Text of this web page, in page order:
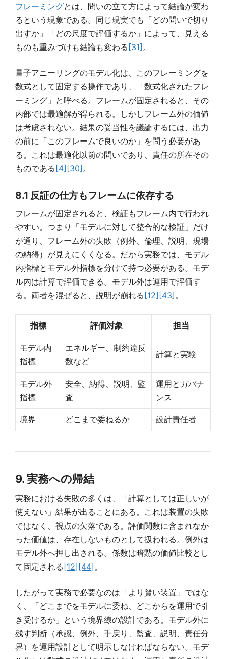
フレーミングとは、問いの立て方によって結論が変わ
るという現象である。同じ現実でも「どの問いで切り
出すか」「どの尺度で評価するか」によって、見える
ものも重みづけも結論も変わる [31] 。
量子アニーリングのモデル化は、このフレーミングを
数式として固定する操作であり、「数式化されたフレ
ーミング」と呼べる。フレームが固定されると、その
内部では最適解が得られる。しかしフレーム外の価値
は考慮されない。結果の妥当性を議論するには、出力
の前に「このフレームで良いのか」を問う必要があ
る。これは最適化以前の問いであり、責任の所在その
ものである [4] [30] 。
8.1 反証の仕方もフレームに依存する
フレームが固定されると、検証もフレーム内で行われ
やすい。つまり「モデルに対して整合的な検証」だけ
が通り、フレーム外の失敗（例外、倫理、説明、現場
の納得）が見えにくくなる。だから実務では、モデル
内指標とモデル外指標を分けて持つ必要がある。モデ
ル内は計算で評価できる。モデル外は運用で評価す
る。両者を混ぜると、説明が崩れる[12][43] 。
指標 評価対象 担当
モデル内
指標
エネルギー、制約違反
数など
計算と実験
モデル外
指標
安全、納得、説明、監
査
運用とガバナ
ンス
境界 どこまで委ねるか 設計責任者
9. 実務への帰結
実務における失敗の多くは、「計算としては正しいが
使えない」結果が出ることにある。これは装置の失敗
ではなく、視点の欠落である。評価関数に含まれなか
った価値は、存在しないものとして扱われる。例外は
モデル外へ押し出される。係数は暗黙の価値比較とし
て固定される[12][44] 。
したがって実務で必要なのは「より賢い装置」ではな
く、「どこまでをモデルに委ね、どこからを運用で引
き受けるか」という境界線の設計である。モデル外に
残す判断（承認、例外、手戻り、監査、説明、責任分
界）を運用設計として明示しなければならない。モデ